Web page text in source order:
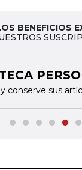
BENEFICIOS
conserve sus